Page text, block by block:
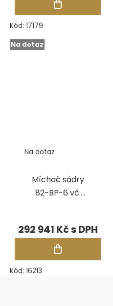
Kód: 17179
Na dotaz
Míchač sádry
82-BP-6 vč.
Na dotaz
292 941 Kč
Kód: 16213